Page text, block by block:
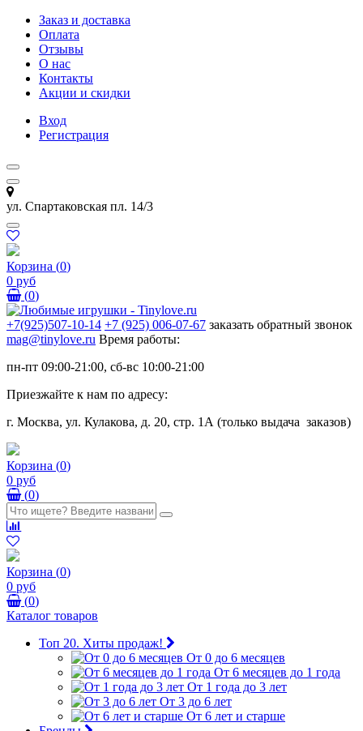
Заказ и доставка
Оплата
Отзывы
О нас
Контакты
Акции и скидки
Вход
Регистрация
ул. Спартаковская пл. 14/3
Корзина (0)
0 руб
(0)
+7(925)507-10-14 +7 (925) 006-07-67 заказать обратный звонок
mag@tinylove.ru Время работы:
пн-пт 09:00-21:00, сб-вс 10:00-21:00
Приезжайте к нам по адресу:
г. Москва, ул. Кулакова, д. 20, стр. 1А (только выдача заказов)
Корзина (0)
0 руб
(0)
Корзина (0)
0 руб
(0)
Каталог товаров
Топ 20. Хиты продаж!
От 0 до 6 месяцев
От 6 месяцев до 1 года
От 1 года до 3 лет
От 3 до 6 лет
От 6 лет и старше